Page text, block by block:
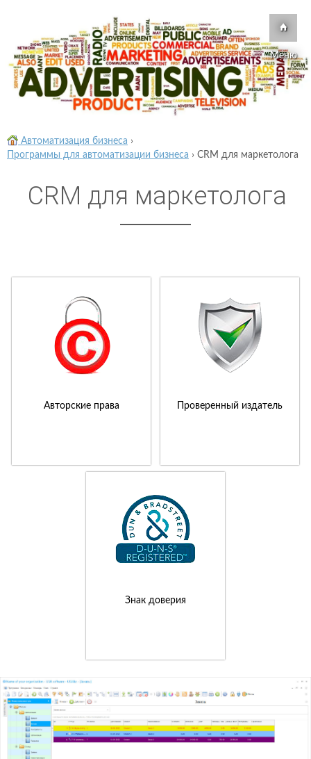
Меню
Автоматизация бизнеса ›
Программы для автоматизации бизнеса › CRM для маркетолога
CRM для маркетолога
Авторские права Проверенный издатель
Знак доверия